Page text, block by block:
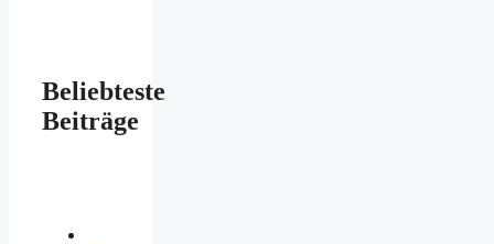
Beliebteste
Beiträge